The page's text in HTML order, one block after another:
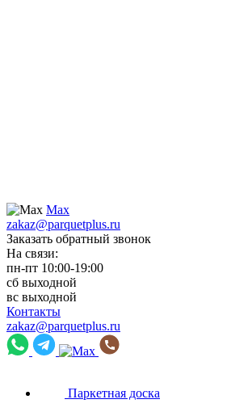
Max
zakaz@parquetplus.ru
Заказать обратный звонок
На связи:
пн-пт 10:00-19:00
сб выходной
вс выходной
Контакты
zakaz@parquetplus.ru
Паркетная доска